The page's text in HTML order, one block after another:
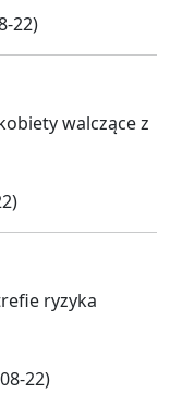
22)
walczące z
ryzyka
22)